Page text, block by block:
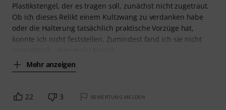
Plastikstengel, der es tragen soll, zunächst nicht zugetraut.
Ob ich dieses Relikt einem Kultzwang zu verdanken habe
oder die Halterung tatsächlich praktische Vorzüge hat,
konnte ich nicht feststellen. Zumindest fand ich sie nicht
Mehr anzeigen
22 3 BEWERTUNG MELDEN